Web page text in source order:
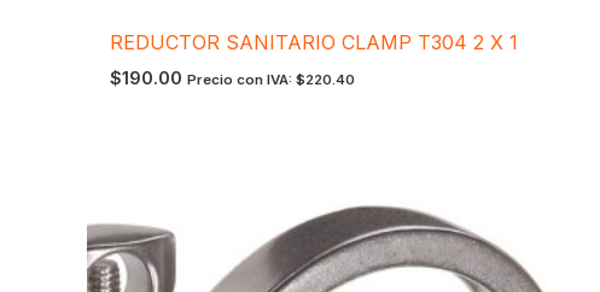
REDUCTOR SANITARIO CLAMP T304 2 X 1
$190.00 Precio con IVA:$220.40